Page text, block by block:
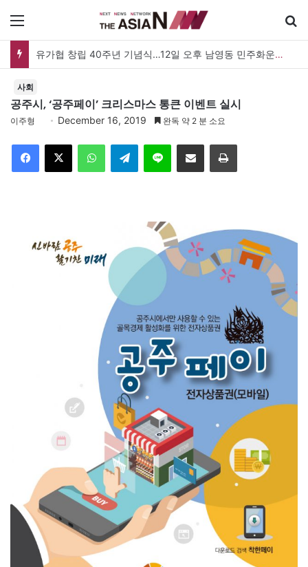
유가협 창립 40주년 기념식…12일 오후 남영동 민주화운동기념관
사회
공주시, ‘공주페이’ 크리스마스 통큰 이벤트 실시
이주형 December 16, 2019 완독 약 2 분 소요
Telegram 이메일